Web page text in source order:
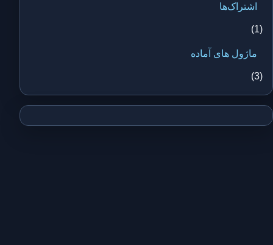
اشتراک‌ها
(1)
ماژول های آماده
(3)